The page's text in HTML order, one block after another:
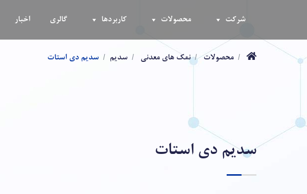
شرکت محصولات کاربردها گالری اخبار
محصولات نمک های معدنی سدیم سدیم دی استات
سدیم دی استات